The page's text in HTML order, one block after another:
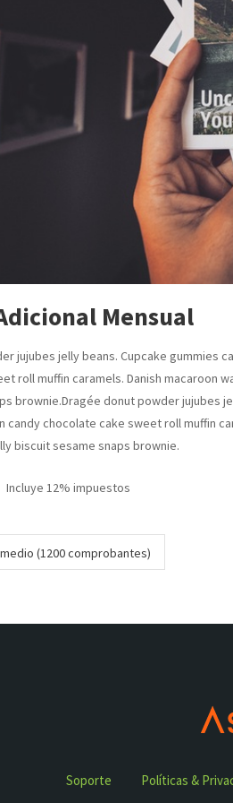
Mensual
jujubes jelly beans. Cupcake gummies
roll muffin caramels. Danish macaroon
brownie.Dragée donut powder jujubes
candy chocolate cake sweet roll muffin
biscuit sesame snaps brownie.
Incluye 12% impuestos
(1200 comprobantes)
Soporte Políticas &